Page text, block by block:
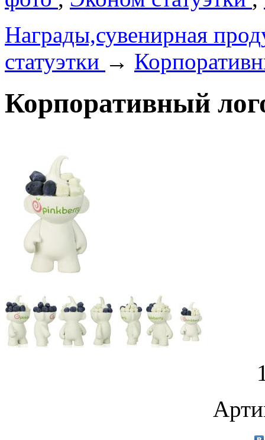
Награды,сувенирная
статуэтки →
Корпоративный